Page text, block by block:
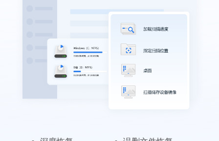
业务服务很到位
本人上了年纪了，不太会操作，专业老师们
远程指导，最后也恢复回来了，十分感谢！